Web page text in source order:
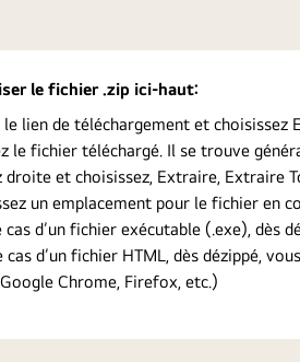
le fichier .zip ici-haut:
le lien de téléchargement et
le fichier téléchargé. Il se trouve
droite et choisissez, Extraire, Extraire
un emplacement pour le fichier en
cas d’un fichier exécutable (.exe), dès
cas d’un fichier HTML, dès dézippé,
Chrome, Firefox, etc.)